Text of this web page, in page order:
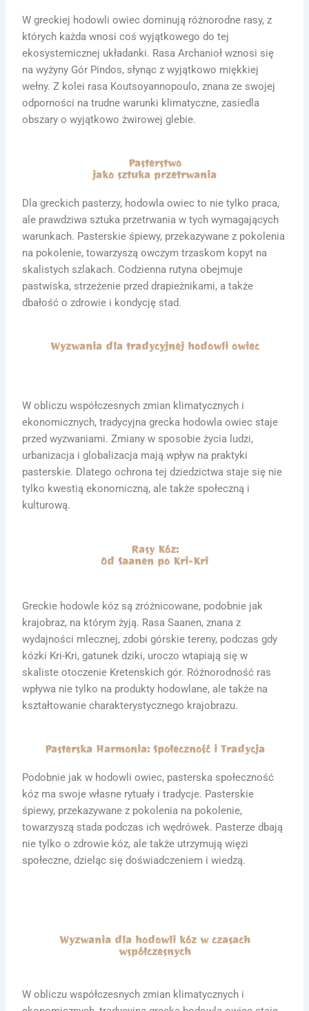
W greckiej hodowli owiec dominują różnorodne rasy, z
których każda wnosi coś wyjątkowego do tej
ekosystemicznej układanki. Rasa Archanioł wznosi się
na wyżyny Gór Pindos, słynąc z wyjątkowo miękkiej
wełny. Z kolei rasa Koutsoyannopoulo, znana ze swojej
odporności na trudne warunki klimatyczne, zasiedla
obszary o wyjątkowo żwirowej glebie.
Pasterstwo
jako sztuka przetrwania
Dla greckich pasterzy, hodowla owiec to nie tylko praca,
ale prawdziwa sztuka przetrwania w tych wymagających
warunkach. Pasterskie śpiewy, przekazywane z pokolenia
na pokolenie, towarzyszą owczym trzaskom kopyt na
skalistych szlakach. Codzienna rutyna obejmuje
pastwiska, strzeżenie przed drapieżnikami, a także
dbałość o zdrowie i kondycję stad.
Wyzwania dla tradycyjnej hodowli owiec
W obliczu współczesnych zmian klimatycznych i
ekonomicznych, tradycyjna grecka hodowla owiec staje
przed wyzwaniami. Zmiany w sposobie życia ludzi,
urbanizacja i globalizacja mają wpływ na praktyki
pasterskie. Dlatego ochrona tej dziedzictwa staje się nie
tylko kwestią ekonomiczną, ale także społeczną i
kulturową.
Rasy Kóz:
Od Saanen po Kri-Kri
Greckie hodowle kóz są zróżnicowane, podobnie jak
krajobraz, na którym żyją. Rasa Saanen, znana z
wydajności mlecznej, zdobi górskie tereny, podczas gdy
kózki Kri-Kri, gatunek dziki, uroczo wtapiają się w
skaliste otoczenie Kretenskich gór. Różnorodność ras
wpływa nie tylko na produkty hodowlane, ale także na
kształtowanie charakterystycznego krajobrazu.
Pasterska Harmonia: Społeczność i Tradycja
Podobnie jak w hodowli owiec, pasterska społeczność
kóz ma swoje własne rytuały i tradycje. Pasterskie
śpiewy, przekazywane z pokolenia na pokolenie,
towarzyszą stada podczas ich wędrówek. Pasterze dbają
nie tylko o zdrowie kóz, ale także utrzymują więzi
społeczne, dzieląc się doświadczeniem i wiedzą.
Wyzwania dla hodowli kóz w czasach
współczesnych
W obliczu współczesnych zmian klimatycznych i